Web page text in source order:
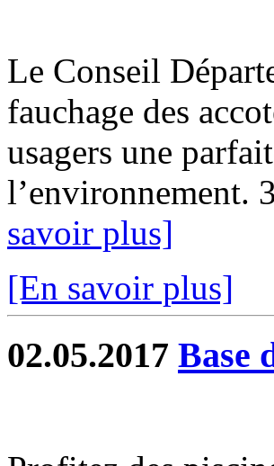
Le Conseil
fauchage des
usagers une
l’environnement.
savoir plus]
[En savoir plus]
02.05.2017 Base